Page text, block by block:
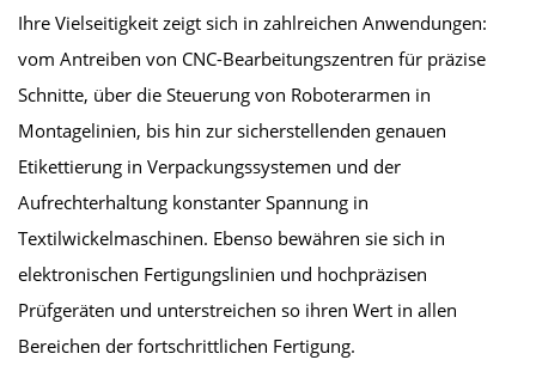
Ihre Vielseitigkeit zeigt sich in zahlreichen Anwendungen:
vom Antreiben von CNC-Bearbeitungszentren für präzise
Schnitte, über die Steuerung von Roboterarmen in
Montagelinien, bis hin zur sicherstellenden genauen
Etikettierung in Verpackungssystemen und der
Aufrechterhaltung konstanter Spannung in
Textilwickelmaschinen. Ebenso bewähren sie sich in
elektronischen Fertigungslinien und hochpräzisen
Prüfgeräten und unterstreichen so ihren Wert in allen
Bereichen der fortschrittlichen Fertigung.